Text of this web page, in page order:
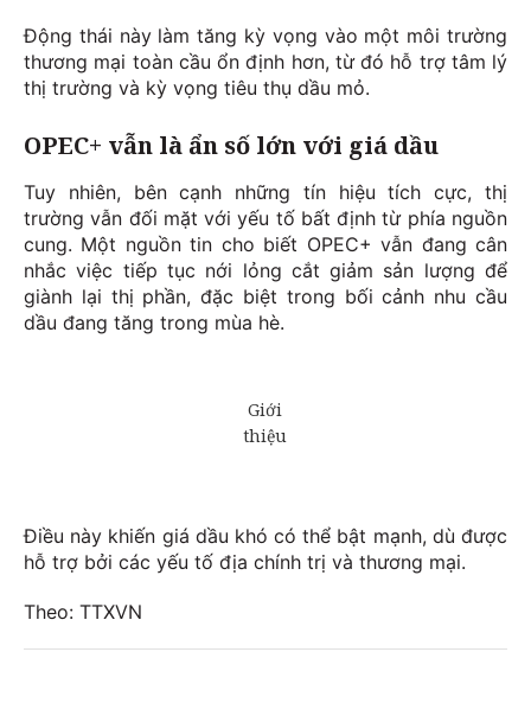
Động thái này làm tăng kỳ vọng vào một môi trường
thương mại toàn cầu ổn định hơn, từ đó hỗ trợ tâm lý
thị trường và kỳ vọng tiêu thụ dầu mỏ.
OPEC+ vẫn là ẩn số lớn với giá dầu
Tuy nhiên, bên cạnh những tín hiệu tích cực, thị
trường vẫn đối mặt với yếu tố bất định từ phía nguồn
cung. Một nguồn tin cho biết OPEC+ vẫn đang cân
nhắc việc tiếp tục nới lỏng cắt giảm sản lượng để
giành lại thị phần, đặc biệt trong bối cảnh nhu cầu
dầu đang tăng trong mùa hè.
Điều này khiến giá dầu khó có thể bật mạnh, dù được
hỗ trợ bởi các yếu tố địa chính trị và thương mại.
Theo: TTXVN